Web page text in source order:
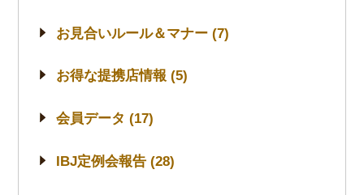
お見合いルール＆マナー (7)
お得な提携店情報 (5)
会員データ (17)
IBJ定例会報告 (28)